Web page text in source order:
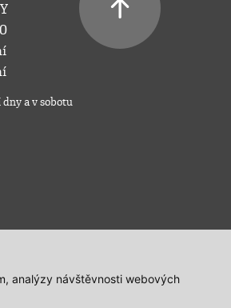
analýzy návštěvnosti webových
a v sobotu